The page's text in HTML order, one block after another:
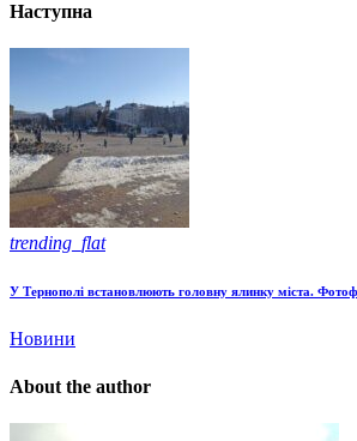
Наступна
trending_flat
У Тернополі встановлюють головну ялинку міста.
Новини
About the author